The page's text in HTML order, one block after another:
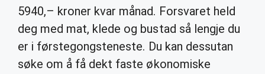
5940,– kroner kvar månad. Forsvaret held
deg med mat, klede og bustad så lengje du
er i førstegongsteneste. Du kan dessutan
søke om å få dekt faste økonomiske